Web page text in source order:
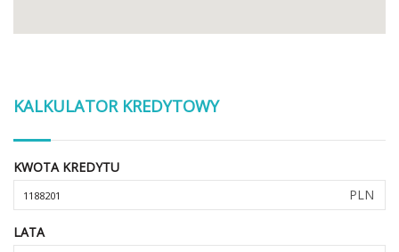
KALKULATOR KREDYTOWY
KWOTA KREDYTU
PLN
LATA